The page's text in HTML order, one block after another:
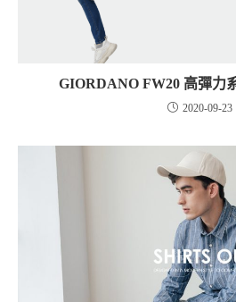
GIORDANO FW20 高彈力
2020-09-23